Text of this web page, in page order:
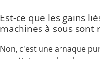
Est-ce que les gains
machines à sous sont
Non, c'est une arnaque